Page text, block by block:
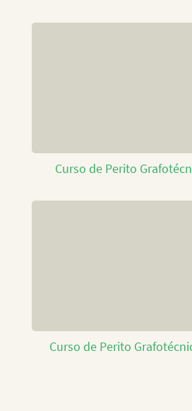
Curso de Perito
Curso de Perito